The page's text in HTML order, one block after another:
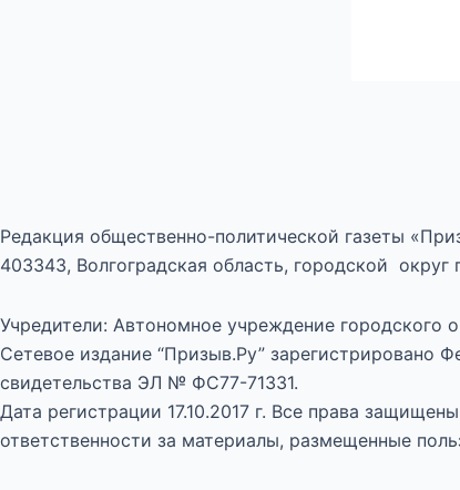
Редакция общественно-политической газеты
403343, Волгоградская область, городской
Учредители: Автономное учреждение городского
Сетевое издание “Призыв.Ру”
свидетельства ЭЛ № ФС77-71331.
Дата регистрации 17.10.2017 г. Все права
ответственности за материалы, размещенные